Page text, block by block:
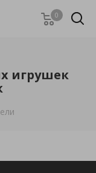
0
игрушек